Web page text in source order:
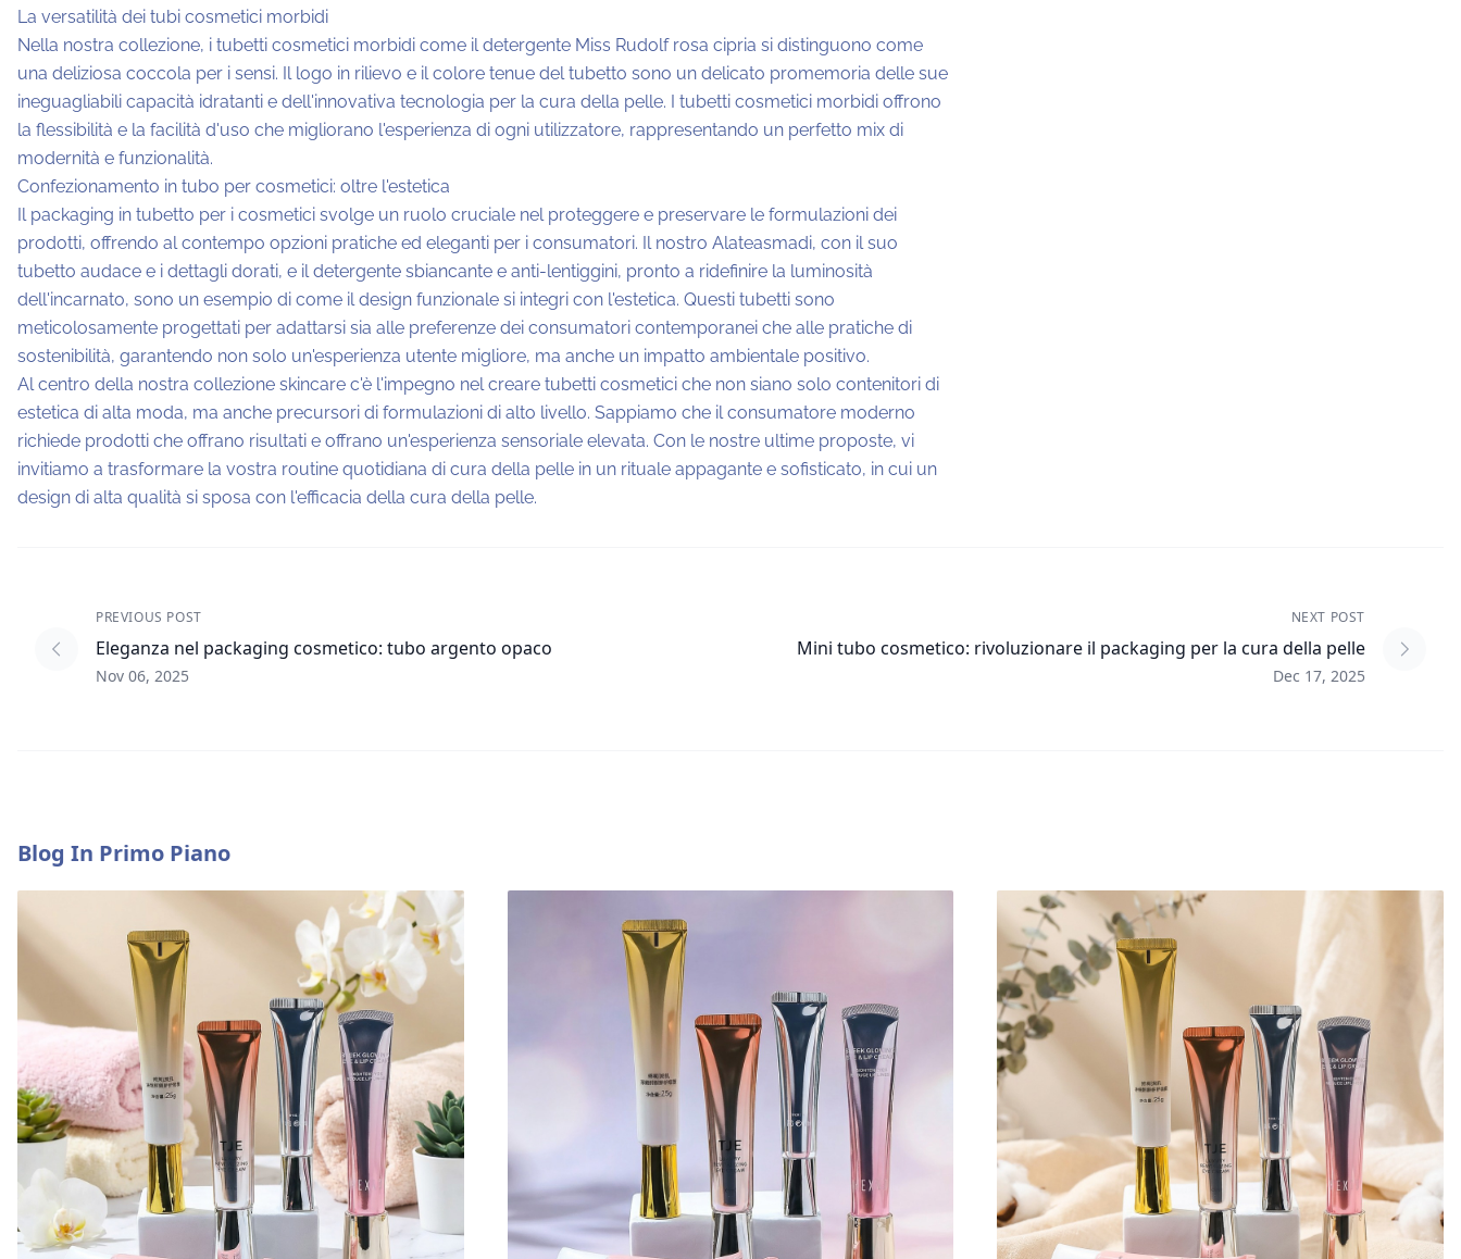
La versatilità dei tubi cosmetici morbidi
Nella nostra collezione, i tubetti cosmetici morbidi come il detergente Miss Rudolf rosa cipria si distinguono come
una deliziosa coccola per i sensi. Il logo in rilievo e il colore tenue del tubetto sono un delicato promemoria delle sue
ineguagliabili capacità idratanti e dell'innovativa tecnologia per la cura della pelle. I tubetti cosmetici morbidi offrono
la flessibilità e la facilità d'uso che migliorano l'esperienza di ogni utilizzatore, rappresentando un perfetto mix di
modernità e funzionalità.
Confezionamento in tubo per cosmetici: oltre l'estetica
Il packaging in tubetto per i cosmetici svolge un ruolo cruciale nel proteggere e preservare le formulazioni dei
prodotti, offrendo al contempo opzioni pratiche ed eleganti per i consumatori. Il nostro Alateasmadi, con il suo
tubetto audace e i dettagli dorati, e il detergente sbiancante e anti-lentiggini, pronto a ridefinire la luminosità
dell'incarnato, sono un esempio di come il design funzionale si integri con l'estetica. Questi tubetti sono
meticolosamente progettati per adattarsi sia alle preferenze dei consumatori contemporanei che alle pratiche di
sostenibilità, garantendo non solo un'esperienza utente migliore, ma anche un impatto ambientale positivo.
Al centro della nostra collezione skincare c'è l'impegno nel creare tubetti cosmetici che non siano solo contenitori di
estetica di alta moda, ma anche precursori di formulazioni di alto livello. Sappiamo che il consumatore moderno
richiede prodotti che offrano risultati e offrano un'esperienza sensoriale elevata. Con le nostre ultime proposte, vi
invitiamo a trasformare la vostra routine quotidiana di cura della pelle in un rituale appagante e sofisticato, in cui un
design di alta qualità si sposa con l'efficacia della cura della pelle.
PREVIOUS POST
Eleganza nel packaging cosmetico: tubo argento opaco
Nov 06, 2025
NEXT POST
Mini tubo cosmetico: rivoluzionare il packaging per la cura della pelle
Dec 17, 2025
Blog In Primo Piano